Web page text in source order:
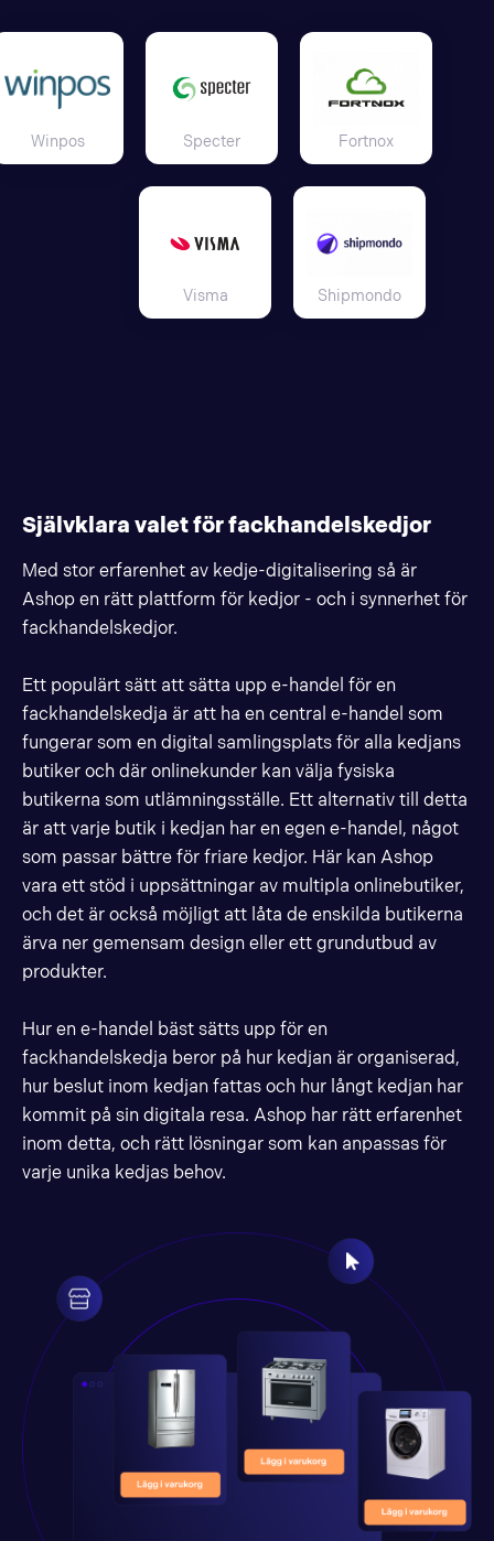
Winpos Specter Fortnox
Visma Shipmondo
Självklara valet för fackhandelskedjor
Med stor erfarenhet av kedje-digitalisering så är
Ashop en rätt plattform för kedjor - och i synnerhet för
fackhandelskedjor.
Ett populärt sätt att sätta upp e-handel för en
fackhandelskedja är att ha en central e-handel som
fungerar som en digital samlingsplats för alla kedjans
butiker och där onlinekunder kan välja fysiska
butikerna som utlämningsställe. Ett alternativ till detta
är att varje butik i kedjan har en egen e-handel, något
som passar bättre för friare kedjor. Här kan Ashop
vara ett stöd i uppsättningar av multipla onlinebutiker,
och det är också möjligt att låta de enskilda butikerna
ärva ner gemensam design eller ett grundutbud av
produkter.
Hur en e-handel bäst sätts upp för en
fackhandelskedja beror på hur kedjan är organiserad,
hur beslut inom kedjan fattas och hur långt kedjan har
kommit på sin digitala resa. Ashop har rätt erfarenhet
inom detta, och rätt lösningar som kan anpassas för
varje unika kedjas behov.